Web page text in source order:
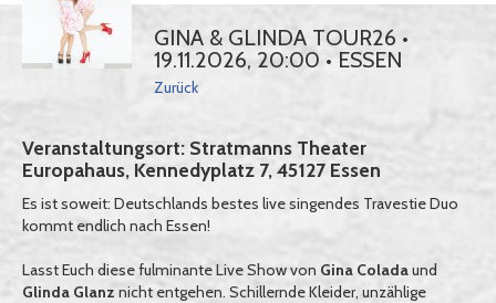
Unsere Komödien
Gastspiele
Anmelden
GINA & GLINDA TOUR26 •
19.11.2026, 20:00 • ESSEN
Zurück
Veranstaltungsort: Stratmanns Theater
Europahaus, Kennedyplatz 7, 45127 Essen
Es ist soweit: Deutschlands bestes live singendes Travestie Duo
kommt endlich nach Essen!
Lasst Euch diese fulminante Live Show von Gina Coladaund
Glinda Glanz nicht entgehen. Schillernde Kleider, unzählige